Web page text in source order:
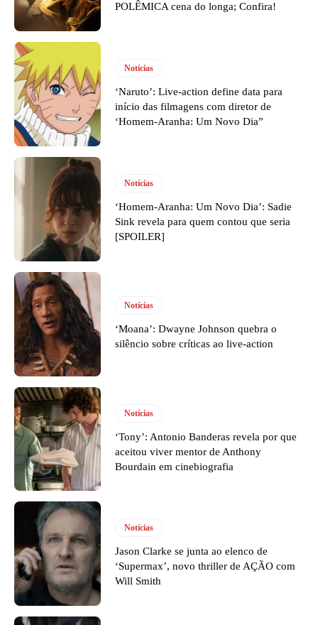
POLÊMICA cena do longa; Confira!
Notícias
‘Naruto’: Live-action define data para
início das filmagens com diretor de
‘Homem-Aranha: Um Novo Dia”
Notícias
‘Homem-Aranha: Um Novo Dia’: Sadie
Sink revela para quem contou que seria
[SPOILER]
Notícias
‘Moana’: Dwayne Johnson quebra o
silêncio sobre críticas ao live-action
Notícias
‘Tony’: Antonio Banderas revela por que
aceitou viver mentor de Anthony
Bourdain em cinebiografia
Notícias
Jason Clarke se junta ao elenco de
‘Supermax’, novo thriller de AÇÃO com
Will Smith